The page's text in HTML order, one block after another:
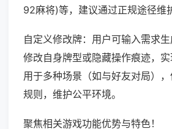
92麻将)等，建议通过正规途径维
自定义修改牌：用户可输入需求生
修改自身牌型或隐藏操作痕迹，实
用于多种场景（如与好友对局）
规则，维护公平环境。
聚焦相关游戏功能优势与特色！